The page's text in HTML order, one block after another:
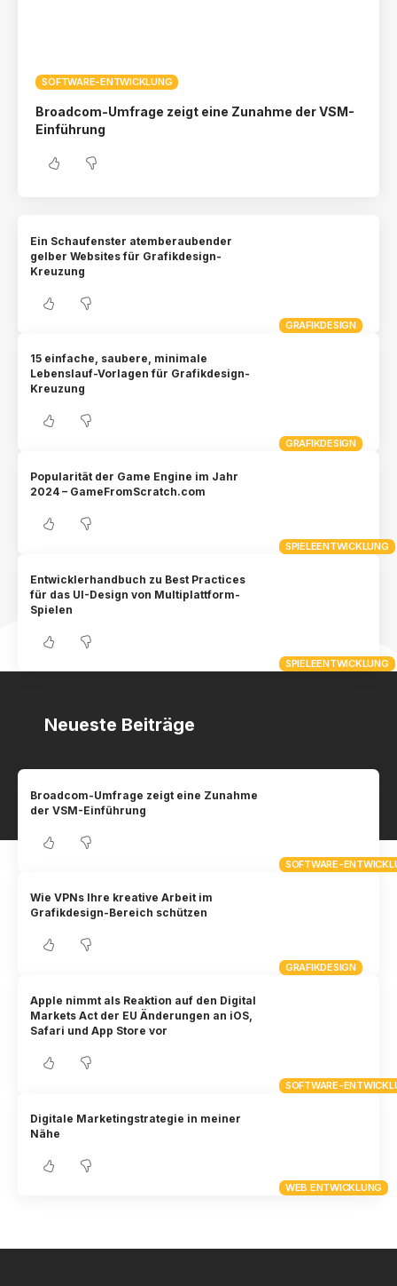
SOFTWARE-ENTWICKLUNG
Broadcom-Umfrage zeigt eine Zunahme der VSM-
Einführung
GRAFIKDESIGN
Ein Schaufenster atemberaubender
gelber Websites für Grafikdesign-
Kreuzung
GRAFIKDESIGN
15 einfache, saubere, minimale
Lebenslauf-Vorlagen für Grafikdesign-
Kreuzung
SPIELEENTWICKLUNG
Popularität der Game Engine im Jahr
2024 – GameFromScratch.com
SPIELEENTWICKLUNG
Entwicklerhandbuch zu Best Practices
für das UI-Design von Multiplattform-
Spielen
Neueste Beiträge
SOFTWARE-
Broadcom-Umfrage zeigt eine Zunahme
der VSM-Einführung
GRAFIKDESIGN
Wie VPNs Ihre kreative Arbeit im
Grafikdesign-Bereich schützen
SOFTWARE-
Apple nimmt als Reaktion auf den Digital
Markets Act der EU Änderungen an iOS,
Safari und App Store vor
WEB ENTWICKLUNG
Digitale Marketingstrategie in meiner
Nähe